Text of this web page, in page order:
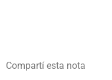
Compartí esta nota